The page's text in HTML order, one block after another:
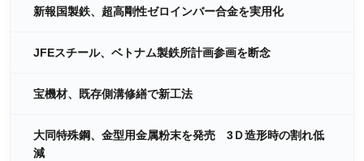
新報国製鉄、超高剛性ゼロインバー合金を実用化
JFEスチール、ベトナム製鉄所計画参画を断念
宝機材、既存側溝修繕で新工法
大同特殊鋼、金型用金属粉末を発売 3Ｄ造形時の割れ低
減